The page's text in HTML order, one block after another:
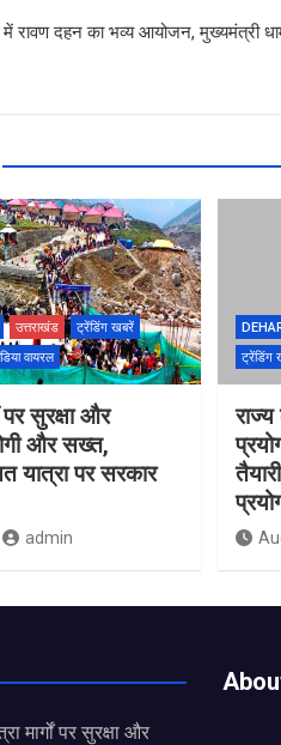
A
p
रावण दहन का भव्य आयोजन, मुख्यमंत्री
उत्तराखंड
ट्रेंडिंग खबरें
वायरल
पर सुरक्षा और
और सख्त,
यात्रा पर सरकार
admin
ट्रेंडिंग
मार्गों पर सुरक्षा और